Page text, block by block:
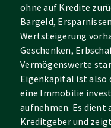
ohne auf Kredite
Bargeld,
Wertsteigerung
Geschenken,
Vermögenswerte
Eigenkapital ist also
eine Immobilie
aufnehmen. Es dient
Kreditgeber und